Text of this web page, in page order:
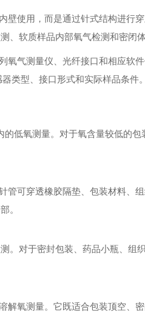
壁使用，而是通过针式结构进行
、软质样品内部氧气检测和密闭体
氧气测量仪、光纤接口和相应软
类型、接口形式和实际样品条件。
低氧测量。对于氧含量较低的
管可穿透橡胶隔垫、包装材料、
。
。对于密封包装、药品小瓶、组
解氧测量。它既适合包装顶空、